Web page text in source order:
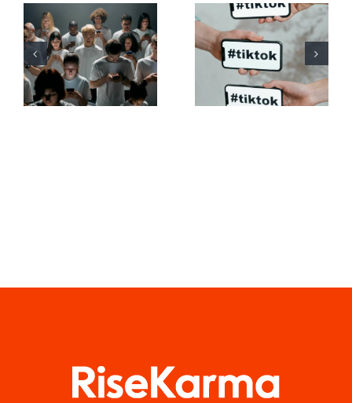
Tips til at
designe
flotte
Facebook-
annoncer,
der
De bedste
privatindstillinger
for TikTok i
2024